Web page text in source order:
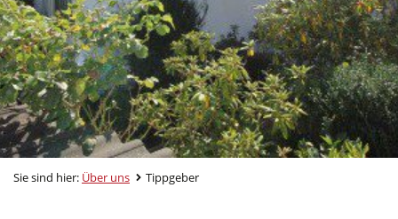
Sie sind hier: Über uns Tippgeber